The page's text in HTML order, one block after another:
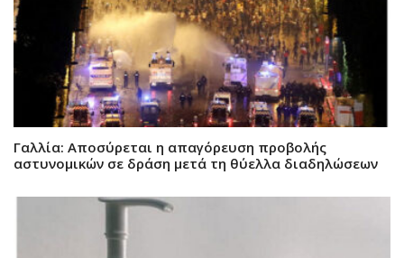
Γαλλία: Αποσύρεται η απαγόρευση προβολής
αστυνομικών σε δράση μετά τη θύελλα διαδηλώσεων